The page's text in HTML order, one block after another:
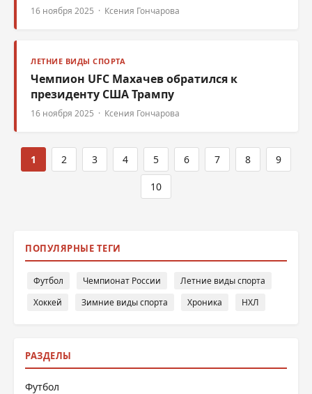
16 ноября 2025 · Ксения Гончарова
ЛЕТНИЕ ВИДЫ СПОРТА
Чемпион UFC Махачев обратился к
президенту США Трампу
16 ноября 2025 · Ксения Гончарова
1 2 3 4 5 6 7 8 9
10
ПОПУЛЯРНЫЕ ТЕГИ
Футбол Чемпионат России
Летние виды спорта
Хоккей
Зимние виды спорта Хроника НХЛ
РАЗДЕЛЫ
Футбол